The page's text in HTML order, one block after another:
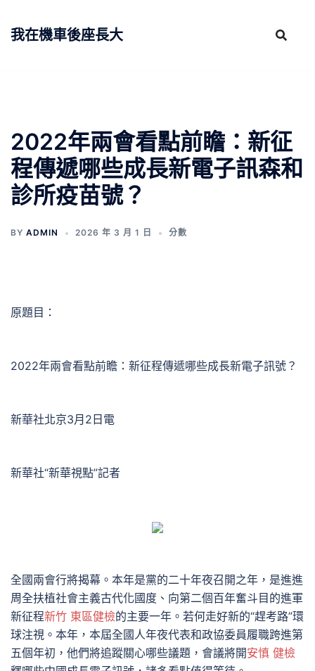
我在機車後座長大
2022年兩會看點前瞻：新征
程傳遞哪些成長新電子訊森和
診所疫苗號？
BY ADMIN 2026 年 3 月 1 日 分數
原題目：
2022年兩會看點前瞻：新征程傳遞哪些成長新電子訊號？
新華社北京3月2日電
新華社“新華視點”記者
全國兩會行將揭幕。本年是黨的二十年夜召開之年，是進進
周全扶植社會主義古代化國度、向第二個百年奮斗目的進軍
新征程新竹 東區健檢的主要一年。若何走好新的“趕考路”環
球注視。本年，本屆全國人年夜代表和政協委員履職跨進第
五個年初，他們將追蹤關心哪些議題，會議將開安慎 健檢